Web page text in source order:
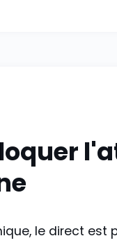
le direct est